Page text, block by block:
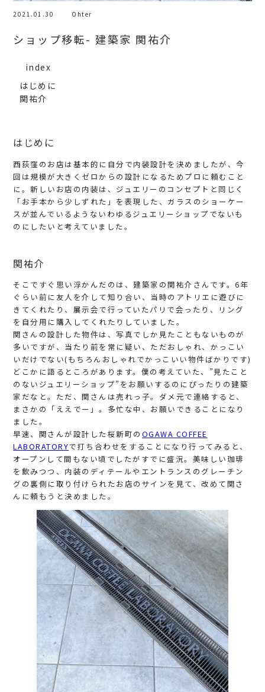
2021.01.30 Ohter
ショップ移転- 建築家 関祐介
index
はじめに
関祐介
はじめに
西荻窪のお店は基本的に自分で内装設計を決めましたが、今
回は規模が大きくゼロからの設計になるためプロに頼むこと
に。新しいお店の内装は、ジュエリーのコンセプトと同じく
「お手本から少しずれた」を表現した、ガラスのショーケー
スが並んでいるようないわゆるジュエリーショップでないも
のにしたいと考えていました。
関祐介
そこですぐ思い浮かんだのは、建築家の関祐介さんです。6年
ぐらい前に友人を介して知り合い、当時のアトリエに遊びに
きてくれたり、展示会で行っていたパリで会ったり、リング
を自分用に購入してくれたりしていました。
関さんの設計した物件は、写真でしか見たこともないものが
多いですが、当たり前を常に疑い、ただおしゃれ、かっこい
いだけでない(もちろんおしゃれでかっこいい物件ばかりです)
どこかに語るところがあります。僕の考えていた、”見たこと
のないジュエリーショップ”をお願いするのにぴったりの建築
家だなと。ただ、関さんは売れっ子。ダメ元で連絡すると、
まさかの「ええでー」。多忙な中、お願いできることになり
ました。
早速、関さんが設計した桜新町の OGAWA COFFEE
LABORATORYで打ち合わせをすることになり行ってみると、
オープンして間もない頃でしたがすでに盛況。美味しい珈琲
を飲みつつ、内装のディテールやエントランスのグレーチン
グの裏側に取り付けられたお店のサインを見て、改めて関さ
んに頼もうと決めました。